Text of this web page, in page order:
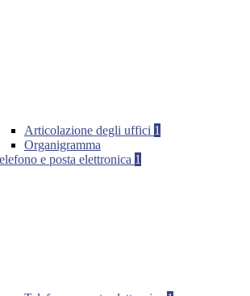
Articolazione degli uffici 1
Organigramma
e posta elettronica 1